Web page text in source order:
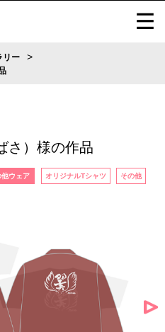
リー >
さ）様の作品
他ウェア オリジナルTシャツ その他